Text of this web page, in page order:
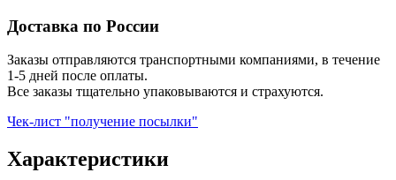
Доставка по России
Заказы отправляются транспортными компаниями, в течение
1-5 дней после оплаты.
Все заказы тщательно упаковываются и страхуются.
Чек-лист "получение посылки"
Характеристики